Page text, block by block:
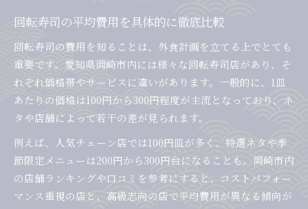
回転寿司の平均費用を具体的に徹底比較
回転寿司の費用を知ることは、外食計画を立てる上でとても
重要です。愛知県岡崎市内には様々な回転寿司店があり、そ
れぞれ価格帯やサービスに違いがあります。一般的に、1皿
あたりの価格は100円から300円程度が主流となっており、ネ
タや店舗によって若干の差が見られます。
例えば、人気チェーン店では100円皿が多く、特選ネタや季
節限定メニューは200円から300円台になることも。岡崎市内
の店舗ランキングや口コミを参考にすると、コストパフォー
マンス重視の店と、高級志向の店で平均費用が異なる傾向が